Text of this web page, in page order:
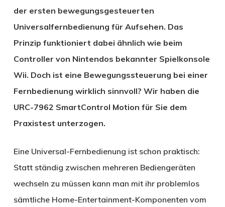
der ersten bewegungsgesteuerten
Universalfernbedienung für Aufsehen. Das
Prinzip funktioniert dabei ähnlich wie beim
Controller von Nintendos bekannter Spielkonsole
Wii. Doch ist eine Bewegungssteuerung bei einer
Fernbedienung wirklich sinnvoll? Wir haben die
URC-7962 SmartControl Motion für Sie dem
Praxistest unterzogen.
Eine Universal-Fernbedienung ist schon praktisch:
Statt ständig zwischen mehreren Bediengeräten
wechseln zu müssen kann man mit ihr problemlos
sämtliche Home-Entertainment-Komponenten vom